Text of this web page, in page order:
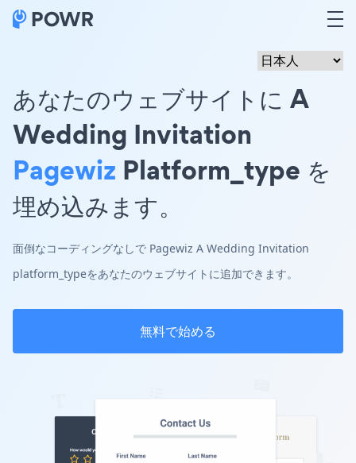
あなたのウェブサイトに A
Wedding Invitation
Pagewiz Platform_type を
埋め込みます。
面倒なコーディングなしで Pagewiz A Wedding Invitation
platform_typeをあなたのウェブサイトに追加できます。
無料で始める